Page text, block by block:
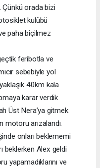
Çünkü orada bizi
kulübü
paha biçilmez
feribotla ve
sebebiyle yol
40km kala
karar verdik
Üst Nera’ya gitmek
motoru arızalandı.
onları beklememi
beklerken Alex geldi
yapamadıklarını ve